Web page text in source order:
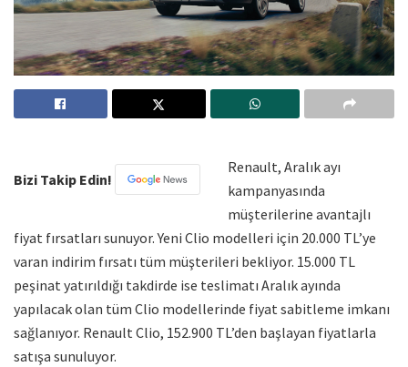
Bizi Takip Edin!
Renault, Aralık ayı
kampanyasında
müşterilerine avantajlı
fiyat fırsatları sunuyor. Yeni Clio modelleri için 20.000 TL’ye
varan indirim fırsatı tüm müşterileri bekliyor. 15.000 TL
peşinat yatırıldığı takdirde ise teslimatı Aralık ayında
yapılacak olan tüm Clio modellerinde fiyat sabitleme imkanı
sağlanıyor. Renault Clio, 152.900 TL’den başlayan fiyatlarla
satışa sunuluyor.